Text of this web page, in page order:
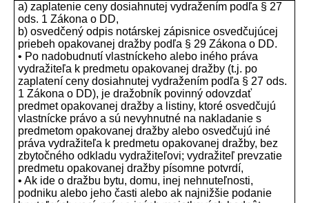
a) zaplatenie ceny dosiahnutej vydražením podľa § 27
ods. 1 Zákona o DD,
b) osvedčený odpis notárskej zápisnice osvedčujúcej
priebeh opakovanej dražby podľa § 29 Zákona o DD.
• Po nadobudnutí vlastníckeho alebo iného práva
vydražiteľa k predmetu opakovanej dražby (t.j. po
zaplatení ceny dosiahnutej vydražením podľa § 27 ods.
1 Zákona o DD), je dražobník povinný odovzdať
predmet opakovanej dražby a listiny, ktoré osvedčujú
vlastnícke právo a sú nevyhnutné na nakladanie s
predmetom opakovanej dražby alebo osvedčujú iné
práva vydražiteľa k predmetu opakovanej dražby, bez
zbytočného odkladu vydražiteľovi; vydražiteľ prevzatie
predmetu opakovanej dražby písomne potvrdí,
• Ak ide o dražbu bytu, domu, inej nehnuteľnosti,
podniku alebo jeho časti alebo ak najnižšie podanie